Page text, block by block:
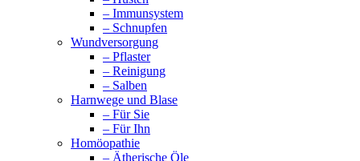
– Immunsystem
– Schnupfen
Wundversorgung
– Pflaster
– Reinigung
– Salben
Harnwege und Blase
– Für Sie
– Für Ihn
Homöopathie
– Ätherische Öle